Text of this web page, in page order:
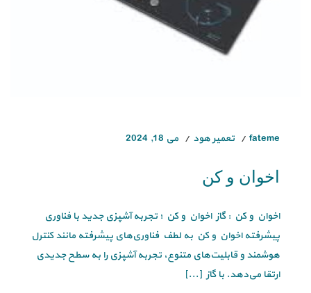
fateme تعمیر هود می 18, 2024
اخوان و کن
اخوان و کن : گاز اخوان و کن ؛ تجربه آشپزی جدید با فناوری
پیشرفته اخوان و کن به لطف فناوری‌های پیشرفته مانند کنترل
هوشمند و قابلیت‌های متنوع، تجربه آشپزی را به سطح جدیدی
ارتقا می‌دهد. با گاز [...]